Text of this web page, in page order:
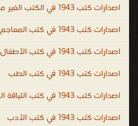
اصدارات كتب 1943 في الكتب الغير مصنّفة
اصدارات كتب 1943 في كتب المعاجم واللغات
اصدارات كتب 1943 في كتب الأطفال قصص ومجلات
اصدارات كتب 1943 في كتب الطب
اصدارات كتب 1943 في كتب اللياقة البدنية والصحة العامة
اصدارات كتب 1943 في كتب الأدب